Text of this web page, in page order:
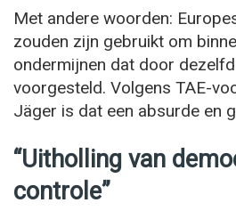
Met andere woorden:
zouden zijn gebruikt om
ondermijnen dat door
voorgesteld. Volgens TAE-
Jäger is dat een absurde en
“Uitholling van
controle”